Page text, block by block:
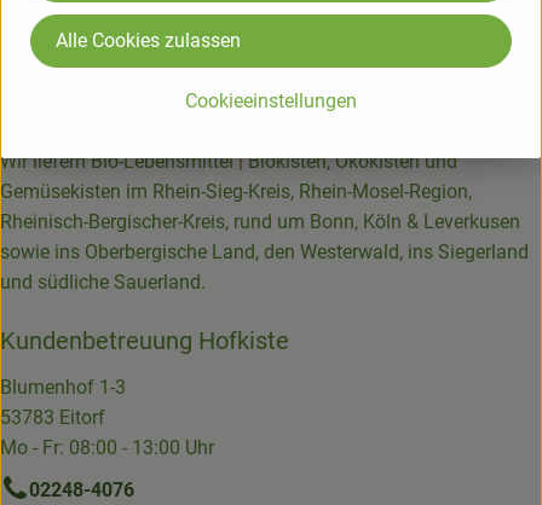
anrichten. Evtl. mit etwas Saft aus der Pfanne übergießen.
Die Hofkiste
Wir liefern Bio-Lebensmittel | Biokisten, Ökokisten und
Gemüsekisten im Rhein-Sieg-Kreis, Rhein-Mosel-Region,
Rheinisch-Bergischer-Kreis, rund um Bonn, Köln & Leverkusen
sowie ins Oberbergische Land, den Westerwald, ins Siegerland
und südliche Sauerland.
Kundenbetreuung Hofkiste
Blumenhof 1-3
53783 Eitorf
Mo - Fr: 08:00 - 13:00 Uhr
02248-4076
Cookieeinstellungen
Alle Cookies zulassen